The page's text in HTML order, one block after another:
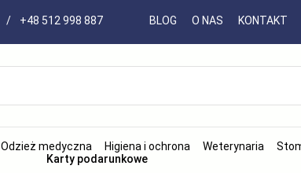
/ +48 512 998 887 BLOG O NAS KONTAKT
Odzież medyczna Higiena i ochrona Weterynaria
Karty podarunkowe